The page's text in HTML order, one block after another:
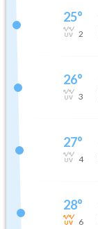
25°
2
26°
3
27°
4
28°
6